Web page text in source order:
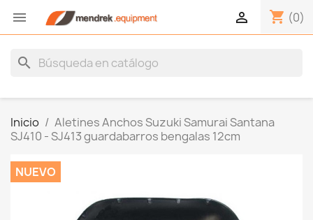
 shopping_cart (0)

search
Inicio
Aletines Anchos Suzuki Samurai Santana
SJ410 - SJ413 guardabarros bengalas 12cm
NUEVO